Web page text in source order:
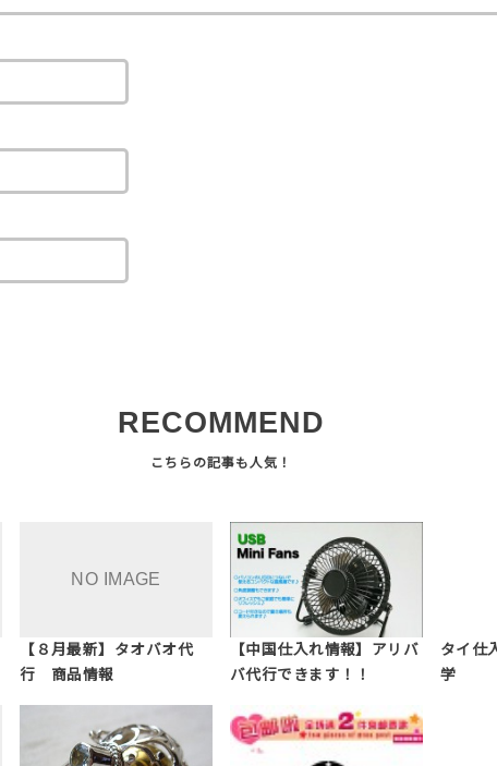
RECOMMEND
【８月最新】タオバオ代
行 商品情報
【中国仕入れ情報】アリバ
バ代行できます！！
タイ仕
学